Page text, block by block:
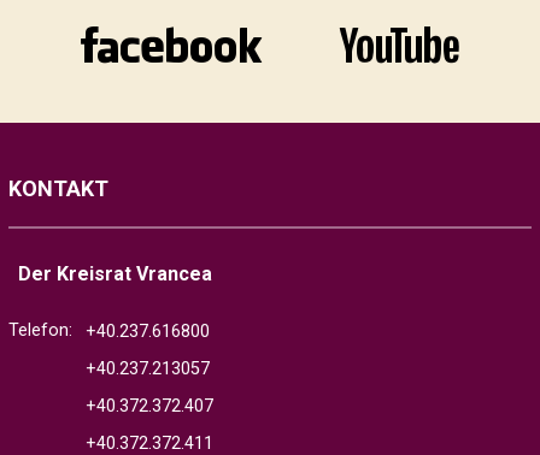
KONTAKT
Der Kreisrat Vrancea
Telefon:
+40.237.616800
+40.237.213057
+40.372.372.407
+40.372.372.411